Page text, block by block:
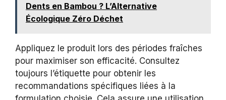
Dents en Bambou ? L’Alternative
Écologique Zéro Déchet
Appliquez le produit lors des périodes fraîches
pour maximiser son efficacité. Consultez
toujours l’étiquette pour obtenir les
recommandations spécifiques liées à la